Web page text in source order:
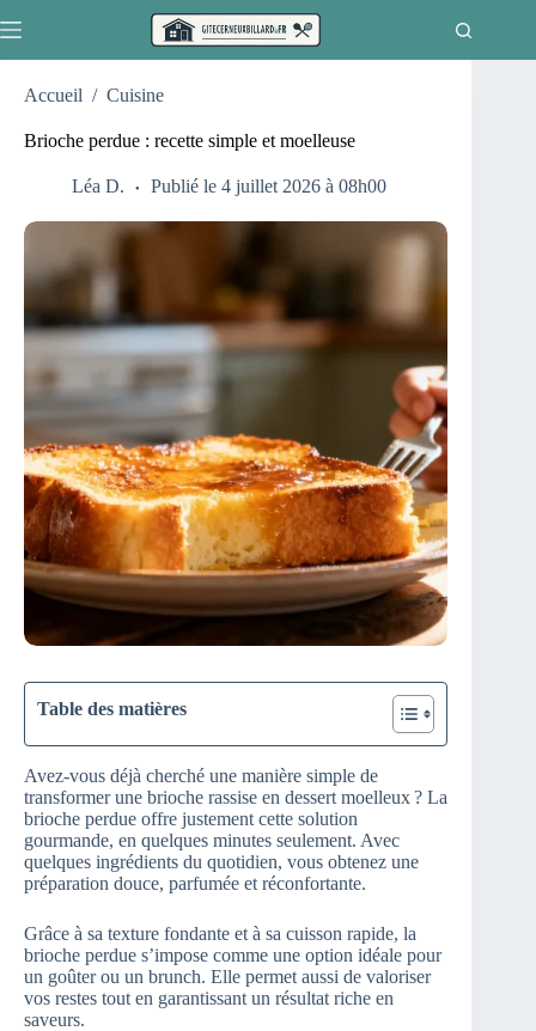
au
Accueil / Cuisine
Brioche perdue : recette simple et moelleuse
Léa D. Publié le 4 juillet 2026 à 08h00
Table des matières
Avez-vous déjà cherché une manière simple de
transformer une brioche rassise en dessert moelleux ? La
brioche perdue offre justement cette solution
gourmande, en quelques minutes seulement. Avec
quelques ingrédients du quotidien, vous obtenez une
préparation douce, parfumée et réconfortante.
Grâce à sa texture fondante et à sa cuisson rapide, la
brioche perdue s’impose comme une option idéale pour
un goûter ou un brunch. Elle permet aussi de valoriser
vos restes tout en garantissant un résultat riche en
saveurs.